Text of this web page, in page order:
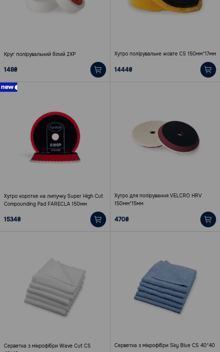
Круг полірувальний білий 2ХР
148₴
Хутро полірувальне жовте СS 150мм*17мм
1444₴
new
Хутро коротке на липучку Super High Cut
Compounding Pad FARECLA 150мм
1534₴
Хутро для полірування VELCRO HRV
150мм*15мм
470₴
Серветка з мікрофібри Wave Cut CS
Серветка з мікрофібри Sky Blue CS 40*40